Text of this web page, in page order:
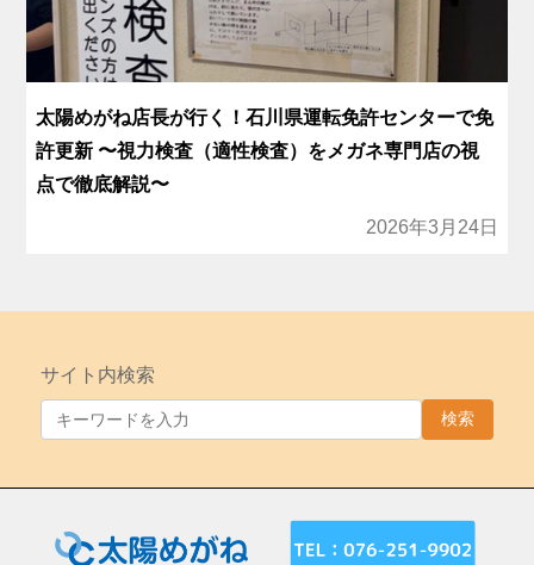
太陽めがね店長が行く！石川県運転免許センターで免
許更新 〜視力検査（適性検査）をメガネ専門店の視
点で徹底解説〜
2026年3月24日
サイト内検索
検索